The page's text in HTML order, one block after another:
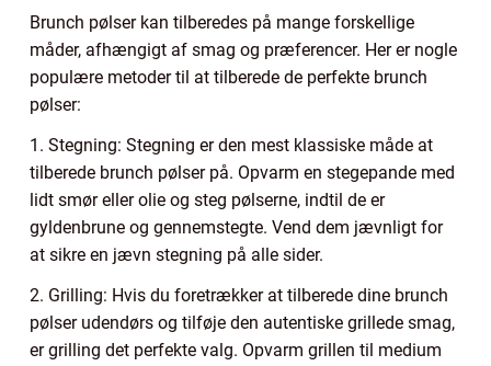
Brunch pølser kan tilberedes på mange forskellige
måder, afhængigt af smag og præferencer. Her er nogle
populære metoder til at tilberede de perfekte brunch
pølser:
1. Stegning: Stegning er den mest klassiske måde at
tilberede brunch pølser på. Opvarm en stegepande med
lidt smør eller olie og steg pølserne, indtil de er
gyldenbrune og gennemstegte. Vend dem jævnligt for
at sikre en jævn stegning på alle sider.
2. Grilling: Hvis du foretrækker at tilberede dine brunch
pølser udendørs og tilføje den autentiske grillede smag,
er grilling det perfekte valg. Opvarm grillen til medium